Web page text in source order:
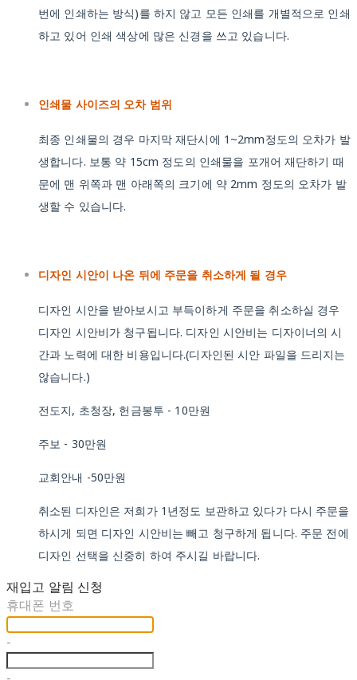
번에 인쇄하는 방식)를 하지 않고 모든 인쇄를 개별적으로 인쇄
하고 있어 인쇄 색상에 많은 신경을 쓰고 있습니다.
인쇄물 사이즈의 오차 범위
최종 인쇄물의 경우 마지막 재단시에 1~2mm정도의 오차가 발
생합니다. 보통 약 15cm 정도의 인쇄물을 포개어 재단하기 때
문에 맨 위쪽과 맨 아래쪽의 크기에 약 2mm 정도의 오차가 발
생할 수 있습니다.
디자인 시안이 나온 뒤에 주문을 취소하게 될 경우
디자인 시안을 받아보시고 부득이하게 주문을 취소하실 경우
디자인 시안비가 청구됩니다. 디자인 시안비는 디자이너의 시
간과 노력에 대한 비용입니다.(디자인된 시안 파일을 드리지는
않습니다.)
전도지, 초청장, 헌금봉투 - 10만원
주보 - 30만원
교회안내 -50만원
취소된 디자인은 저희가 1년정도 보관하고 있다가 다시 주문을
하시게 되면 디자인 시안비는 빼고 청구하게 됩니다. 주문 전에
디자인 선택을 신중히 하여 주시길 바랍니다.
재입고 알림 신청
휴대폰 번호
-